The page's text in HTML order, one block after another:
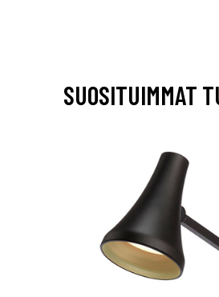
SUOSITUIMMAT